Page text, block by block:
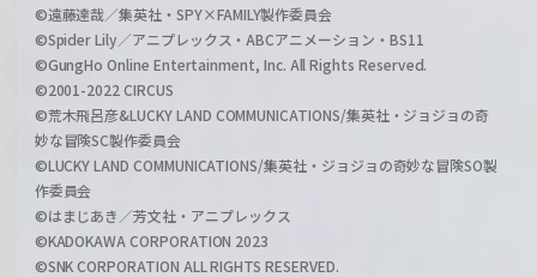
©遠藤達哉／集英社・SPY×FAMILY製作委員会
©Spider Lily／アニプレックス・ABCアニメーション・BS11
©GungHo Online Entertainment, Inc. All Rights Reserved.
©2001-2022 CIRCUS
©荒木飛呂彦&LUCKY LAND COMMUNICATIONS/集英社・ジョジョの奇
妙な冒険SC製作委員会
©LUCKY LAND COMMUNICATIONS/集英社・ジョジョの奇妙な冒険SO製
作委員会
©はまじあき／芳文社・アニプレックス
©KADOKAWA CORPORATION 2023
©SNK CORPORATION ALL RIGHTS RESERVED.